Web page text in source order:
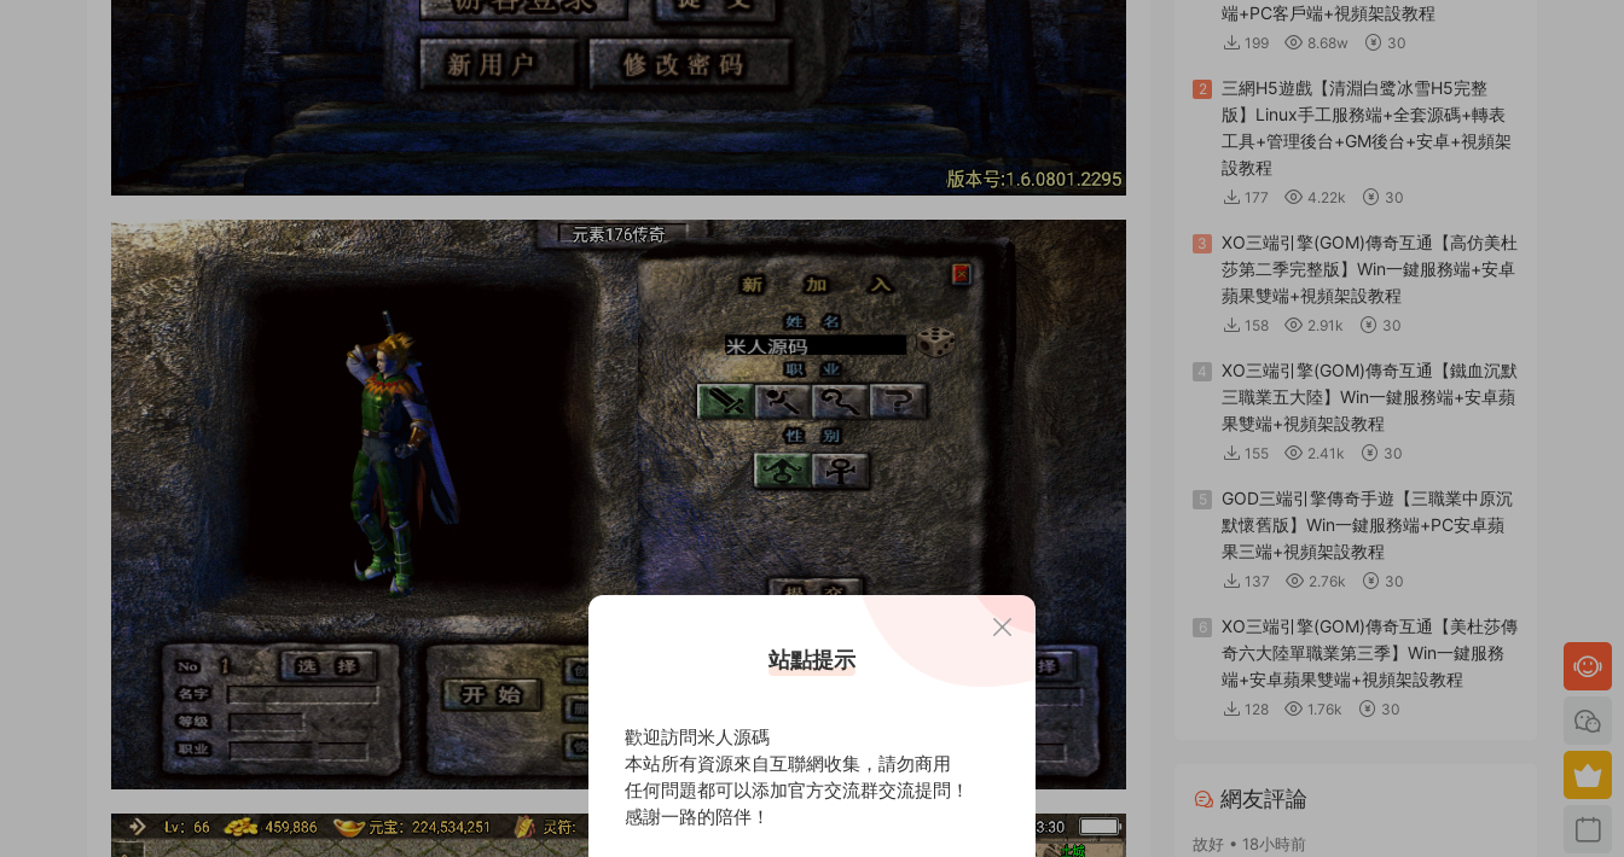
端+PC客戶端+視頻架設教程
199 8.68w 30
2
三網H5遊戲【清淵白鹭冰雪H5完整
版】Linux手工服務端+全套源碼+轉表
工具+管理後台+GM後台+安卓+視頻架
設教程
177 4.22k 30
3
XO三端引擎(GOM)傳奇互通【高仿美杜
莎第二季完整版】Win一鍵服務端+安卓
蘋果雙端+視頻架設教程
158 2.91k 30
4
XO三端引擎(GOM)傳奇互通【鐵血沉默
三職業五大陸】Win一鍵服務端+安卓蘋
果雙端+視頻架設教程
155 2.41k 30
5
GOD三端引擎傳奇手遊【三職業中原沉
默懷舊版】Win一鍵服務端+PC安卓蘋
果三端+視頻架設教程
137 2.76k 30
6
XO三端引擎(GOM)傳奇互通【美杜莎傳
奇六大陸單職業第三季】Win一鍵服務
端+安卓蘋果雙端+視頻架設教程
128 1.76k 30
網友評論
故好 • 18小時前
站點提示
歡迎訪問米人源碼
本站所有資源來自互聯網收集，請勿商用
任何問題都可以添加官方交流群交流提問！
感謝一路的陪伴！